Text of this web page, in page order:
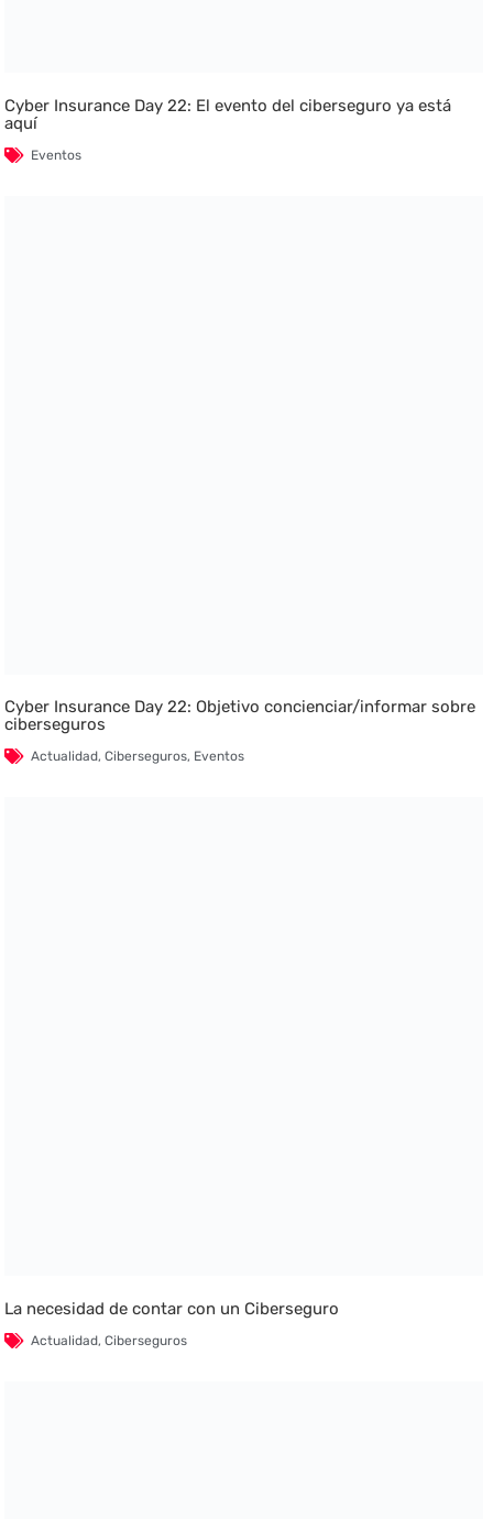
Cyber Insurance Day 22: El evento del ciberseguro ya está
aquí
Eventos
Cyber Insurance Day 22: Objetivo concienciar/informar sobre
ciberseguros
Actualidad,Ciberseguros, Eventos
La necesidad de contar con un Ciberseguro
Actualidad,Ciberseguros